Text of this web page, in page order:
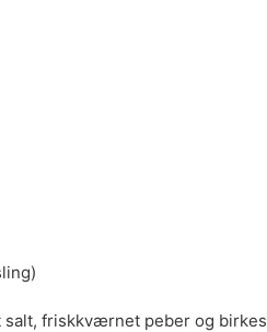
friskkværnet peber og birkes